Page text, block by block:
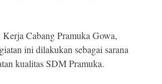
Cabang Pramuka Gowa,
ini dilakukan sebagai sarana
kualitas SDM Pramuka.